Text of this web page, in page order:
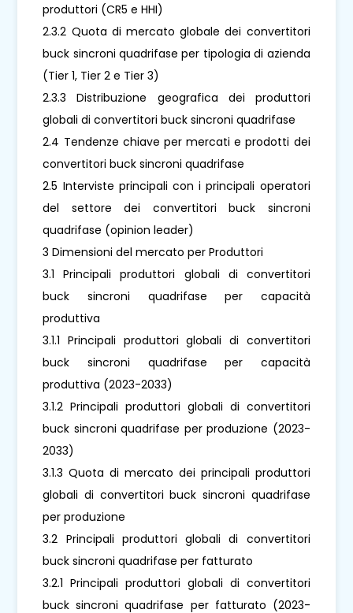
produttori (CR5 e HHI)
2.3.2 Quota di mercato globale dei convertitori
buck sincroni quadrifase per tipologia di azienda
(Tier 1, Tier 2 e Tier 3)
2.3.3 Distribuzione geografica dei produttori
globali di convertitori buck sincroni quadrifase
2.4 Tendenze chiave per mercati e prodotti dei
convertitori buck sincroni quadrifase
2.5 Interviste principali con i principali operatori
del settore dei convertitori buck sincroni
quadrifase (opinion leader)
3 Dimensioni del mercato per Produttori
3.1 Principali produttori globali di convertitori
buck sincroni quadrifase per capacità
produttiva
3.1.1 Principali produttori globali di convertitori
buck sincroni quadrifase per capacità
produttiva (2023-2033)
3.1.2 Principali produttori globali di convertitori
buck sincroni quadrifase per produzione (2023-
2033)
3.1.3 Quota di mercato dei principali produttori
globali di convertitori buck sincroni quadrifase
per produzione
3.2 Principali produttori globali di convertitori
buck sincroni quadrifase per fatturato
3.2.1 Principali produttori globali di convertitori
buck sincroni quadrifase per fatturato (2023-